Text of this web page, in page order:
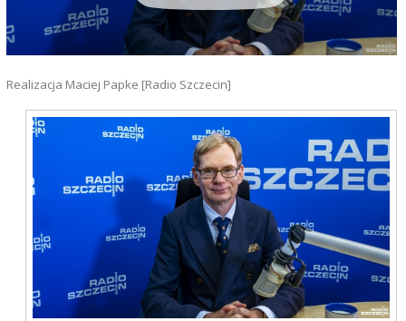
Realizacja Maciej Papke [Radio Szczecin]